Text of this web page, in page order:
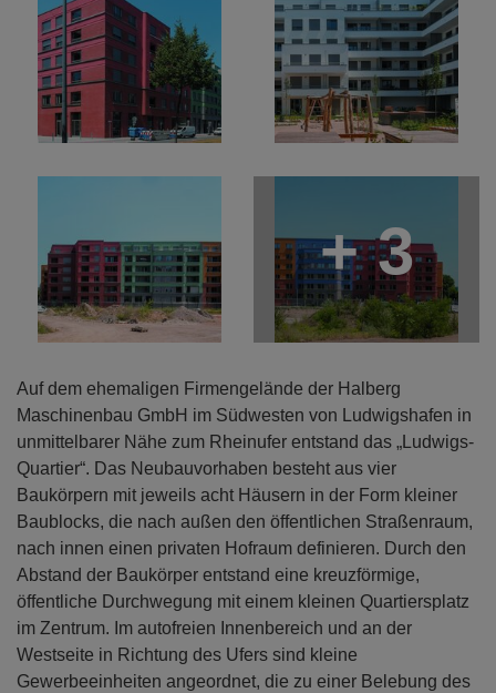
+ 3
Auf dem ehemaligen Firmengelände der Halberg
Maschinenbau GmbH im Südwesten von Ludwigshafen in
unmittelbarer Nähe zum Rheinufer entstand das „Ludwigs-
Quartier“. Das Neubauvorhaben besteht aus vier
Baukörpern mit jeweils acht Häusern in der Form kleiner
Baublocks, die nach außen den öffentlichen Straßenraum,
nach innen einen privaten Hofraum definieren. Durch den
Abstand der Baukörper entstand eine kreuzförmige,
öffentliche Durchwegung mit einem kleinen Quartiersplatz
im Zentrum. Im autofreien Innenbereich und an der
Westseite in Richtung des Ufers sind kleine
Gewerbeeinheiten angeordnet, die zu einer Belebung des